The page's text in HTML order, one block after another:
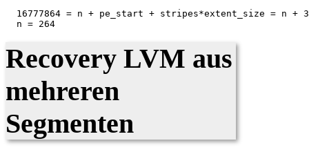
16777864 = n + pe_start + stripes*extent_size = n +
Recovery LVM aus
mehreren
Segmenten